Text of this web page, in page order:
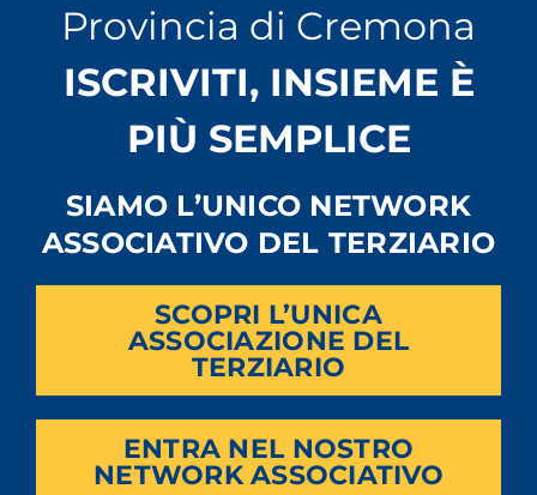
Provincia di Cremona
ISCRIVITI, INSIEME È
PIÙ SEMPLICE
SIAMO L’UNICO NETWORK
ASSOCIATIVO DEL TERZIARIO
SCOPRI L’UNICA
ASSOCIAZIONE DEL
TERZIARIO
ENTRA NEL NOSTRO
NETWORK ASSOCIATIVO